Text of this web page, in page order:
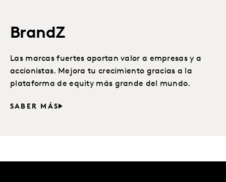
BrandZ
Las marcas fuertes aportan valor a empresas y a
accionistas. Mejora tu crecimiento gracias a la
plataforma de equity más grande del mundo.
SABER MÁS